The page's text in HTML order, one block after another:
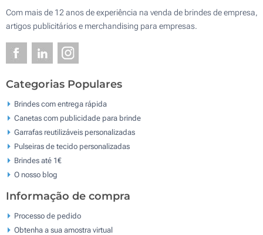
Com mais de 12 anos de experiência na venda de brindes de empresa,
artigos publicitários e merchandising para empresas.
Categorias Populares
Brindes com entrega rápida
Canetas com publicidade para brinde
Garrafas reutilizáveis personalizadas
Pulseiras de tecido personalizadas
Brindes até 1€
O nosso blog
Informação de compra
Processo de pedido
Obtenha a sua amostra virtual